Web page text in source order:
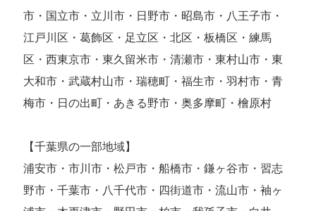
市・国立市・立川市・日野市・昭島市・八王子市・
江戸川区・葛飾区・足立区・北区・板橋区・練馬
区・西東京市・東久留米市・清瀬市・東村山市・東
大和市・武蔵村山市・瑞穂町・福生市・羽村市・青
梅市・日の出町・あきる野市・奥多摩町・檜原村
【千葉県の一部地域】
浦安市・市川市・松戸市・船橋市・鎌ヶ谷市・習志
野市・千葉市・八千代市・四街道市・流山市・袖ヶ